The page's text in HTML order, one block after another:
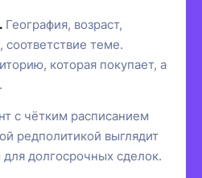
География, возраст,
соответствие теме.
которая покупает, а
с чётким расписанием
редполитикой выглядит
долгосрочных сделок.